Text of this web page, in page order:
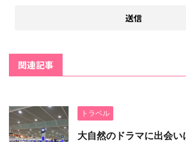
関連記事
トラベル
大自然のドラマに出会